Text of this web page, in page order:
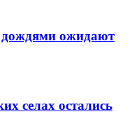
ожидают
селах остались